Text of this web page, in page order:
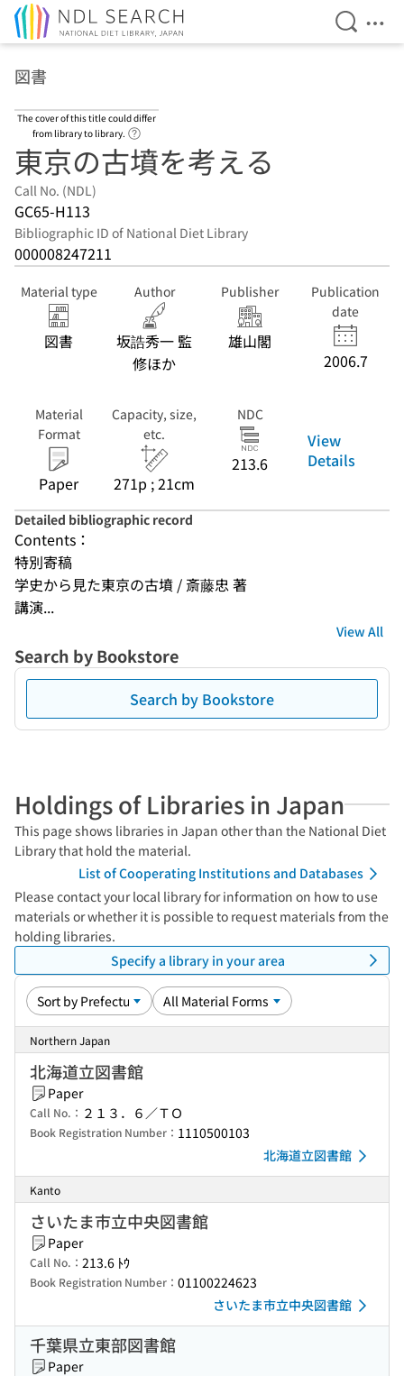
Open
図書
The cover of this title could differ
from library to library.
東京の古墳を考える
Call No. (NDL)
GC65-H113
Bibliographic ID of National Diet Library
000008247211
Material type
図書
Author
坂誥秀一 監
修ほか
Publisher
雄山閣
Publication
date
2006.7
Material
Format
Paper
Capacity, size,
etc.
271p ; 21cm
NDC
213.6
View
Details
Detailed bibliographic record
Contents：
特別寄稿
学史から見た東京の古墳 / 斎藤忠 著
講演...
View All
Search by Bookstore
Search by Bookstore
Holdings of Libraries in Japan
This page shows libraries in Japan other than the National Diet
Library that hold the material.
List of Cooperating Institutions and Databases
Please contact your local library for information on how to use
materials or whether it is possible to request materials from the
holding libraries.
Specify a library in your area
Northern Japan
北海道立図書館
Paper
Call No.： ２１３．６／ＴＯ
Book Registration Number： 1110500103
北海道立図書館
Kanto
さいたま市立中央図書館
Paper
Call No.： 213.6 ﾄｳ
Book Registration Number： 01100224623
さいたま市立中央図書館
千葉県立東部図書館
Paper